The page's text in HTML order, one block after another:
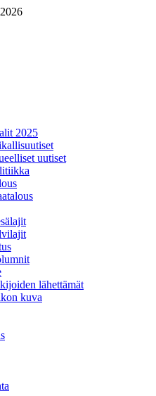
2025
uutiset
lähettämät
kuva